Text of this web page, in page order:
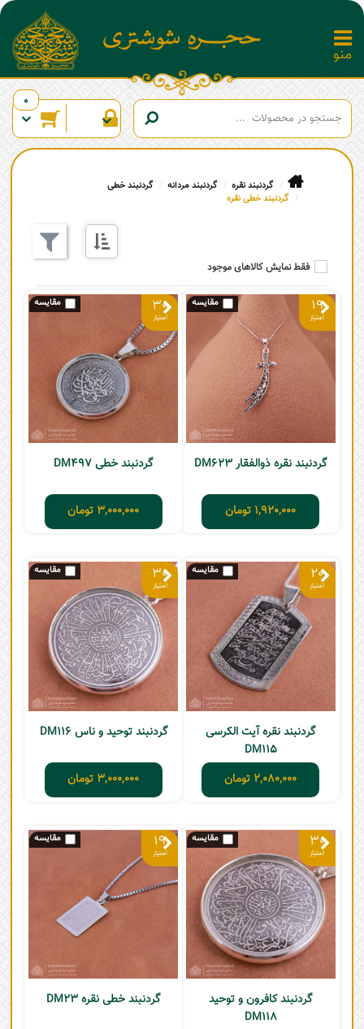
0
گردنبند نقره گردنبند مردانه
گردنبند خطی
گردنبند خطی نقره
فقط نمایش کالاهای موجود
19
گردنبند نقره ذوالفقار DM623
1,920,000 تومان
30
گردنبند خطی DM497
3,000,000 تومان
20
گردنبند نقره آیت الکرسی
DM115
2,080,000 تومان
30
گردنبند توحید و ناس DM116
3,000,000 تومان
30
گردنبند کافرون و توحید
DM118
19
گردنبند خطی نقره DM23